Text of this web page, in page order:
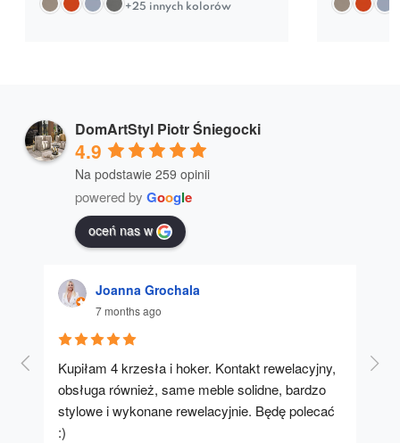
+25 innych kolorów
DomArtStyl Piotr Śniegocki
4.9
Na podstawie 259 opinii
powered by Google
oceń nas w
Joanna Grochala
7 months ago
Kupiłam 4 krzesła i hoker. Kontakt rewelacyjny,
obsługa również, same meble solidne, bardzo
stylowe i wykonane rewelacyjnie. Będę polecać
:)
A